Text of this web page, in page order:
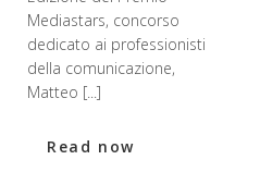
Mediastars, concorso
dedicato ai professionisti
della comunicazione,
Matteo [...]
Read now